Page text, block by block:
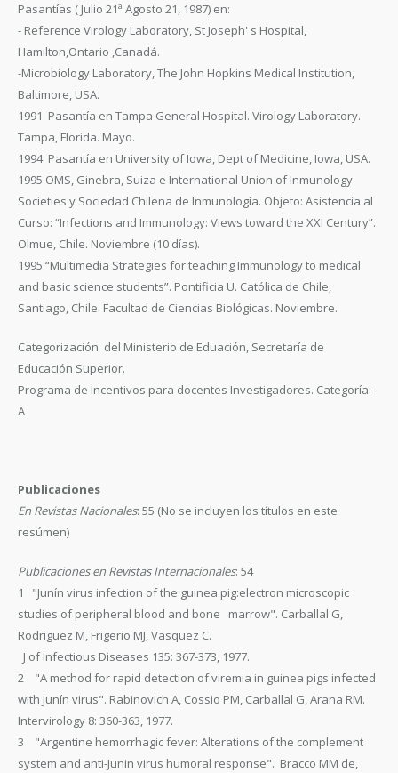
Pasantías ( Julio 21ª Agosto 21, 1987) en:
- Reference Virology Laboratory, St Joseph' s Hospital,
Hamilton,Ontario ,Canadá.
-Microbiology Laboratory, The John Hopkins Medical Institution,
Baltimore, USA.
1991 Pasantía en Tampa General Hospital. Virology Laboratory.
Tampa, Florida. Mayo.
1994 Pasantía en University of Iowa, Dept of Medicine, Iowa, USA.
1995 OMS, Ginebra, Suiza e International Union of Inmunology
Societies y Sociedad Chilena de Inmunología. Objeto: Asistencia al
Curso: “Infections and Immunology: Views toward the XXI Century”.
Olmue, Chile. Noviembre (10 días).
1995 “Multimedia Strategies for teaching Immunology to medical
and basic science students”. Pontificia U. Católica de Chile,
Santiago, Chile. Facultad de Ciencias Biológicas. Noviembre.
Categorización del Ministerio de Eduación, Secretaría de
Educación Superior.
Programa de Incentivos para docentes Investigadores. Categoría:
A
Publicaciones
En Revistas Nacionales: 55 (No se incluyen los títulos en este
resúmen)
Publicaciones en Revistas Internacionales: 54
1 "Junín virus infection of the guinea pig:electron microscopic
studies of peripheral blood and bone marrow". Carballal G,
Rodriguez M, Frigerio MJ, Vasquez C.
J of Infectious Diseases 135: 367-373, 1977.
2 "A method for rapid detection of viremia in guinea pigs infected
with Junín virus". Rabinovich A, Cossio PM, Carballal G, Arana RM.
Intervirology 8: 360-363, 1977.
3 "Argentine hemorrhagic fever: Alterations of the complement
system and anti-Junin virus humoral response". Bracco MM de,